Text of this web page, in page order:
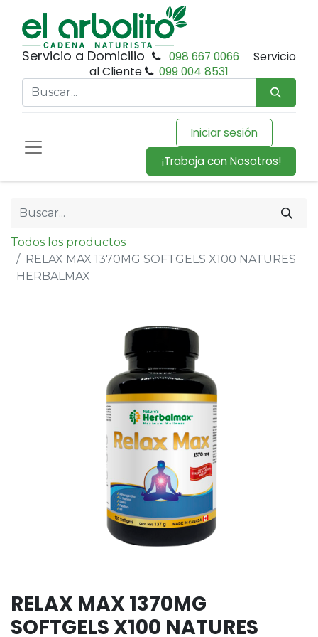
Servicio a Domicilio 098 667 0066
Servicio
al Cliente
099 004 8531
Iniciar sesión
¡Trabaja con Nosotros!
Todos los productos
RELAX MAX 1370MG SOFTGELS X100 NATURES
HERBALMAX
RELAX MAX 1370MG
SOFTGELS X100 NATURES